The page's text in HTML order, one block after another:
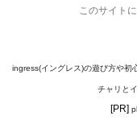
このサイト
ingress(イングレス)の遊び方や初
チャリと
[PR]